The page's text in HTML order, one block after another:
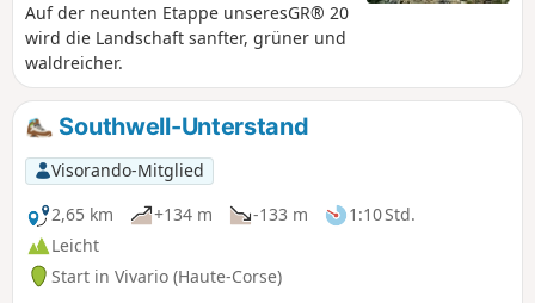
Auf der neunten Etappe unseresGR® 20
wird die Landschaft sanfter, grüner und
waldreicher.
Southwell-Unterstand
Visorando-Mitglied
2,65 km
+134 m -133 m
1:10 Std.
Leicht
Start in Vivario (Haute-Corse)